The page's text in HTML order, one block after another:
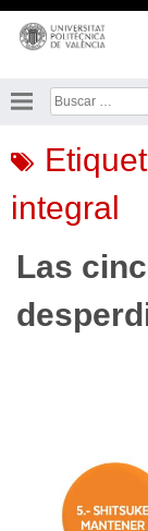
Saltar
contenido
Buscar:
integral
Las